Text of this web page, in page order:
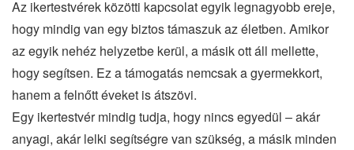
Az ikertestvérek közötti kapcsolat egyik legnagyobb ereje,
hogy mindig van egy biztos támaszuk az életben. Amikor
az egyik nehéz helyzetbe kerül, a másik ott áll mellette,
hogy segítsen. Ez a támogatás nemcsak a gyermekkort,
hanem a felnőtt éveket is átszövi.
Egy ikertestvér mindig tudja, hogy nincs egyedül – akár
anyagi, akár lelki segítségre van szükség, a másik minden